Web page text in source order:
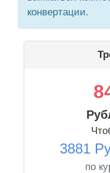
конвертации.
3881
по